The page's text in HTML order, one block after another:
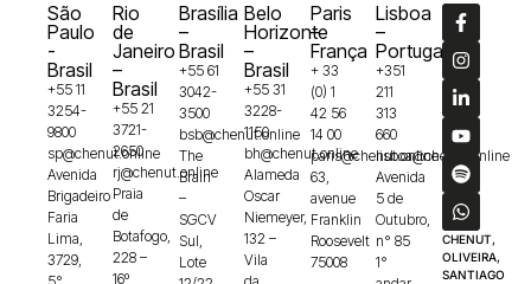
São
Paulo
-
Brasil
+55 11
3254-
9800
sp@chenut.online
Avenida
Brigadeiro
Faria
Lima,
3729,
Rio
de
Janeiro
–
Brasil
+55 21
3721-
2650
rj@chenut.online
Praia
de
Botafogo,
228 –
16º
Brasília
–
Brasil
+55 61
3042-
3500
bsb@chenut.online
The
Brain
–
SGCV
Sul,
Lote
Belo
Horizonte
–
Brasil
+55 31
3228-
1150
bh@chenut.online
Alameda
Oscar
Niemeyer,
132 –
Vila
Paris
–
França
+ 33
(0) 1
42 56
14 00
paris@chenut.online
63,
avenue
Franklin
Roosevelt
75008
Lisboa
–
Portugal
+351
211
313
660
lisboa@chenut.online
Avenida
5 de
Outubro,
n° 85
1°
CHENUT,
OLIVEIRA,
SANTIAGO